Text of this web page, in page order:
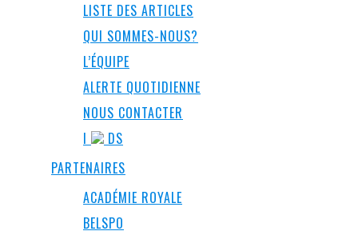
LISTE DES ARTICLES
QUI SOMMES-NOUS?
L’ÉQUIPE
ALERTE QUOTIDIENNE
NOUS CONTACTER
I
DS
PARTENAIRES
ACADÉMIE ROYALE
BELSPO